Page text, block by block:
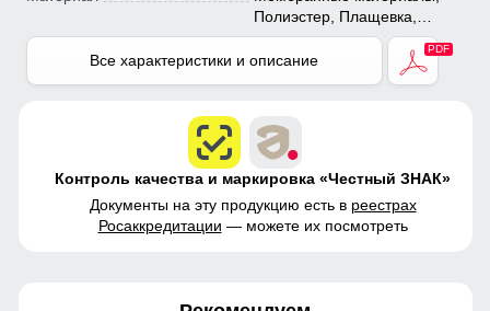
Полиэстер, Плащевка,
Болонь, Экологичные
материалы
Все характеристики и описание
Контроль качества и маркировка «Честный ЗНАК»
Документы на эту продукцию есть в реестрах
Росаккредитации — можете их посмотреть